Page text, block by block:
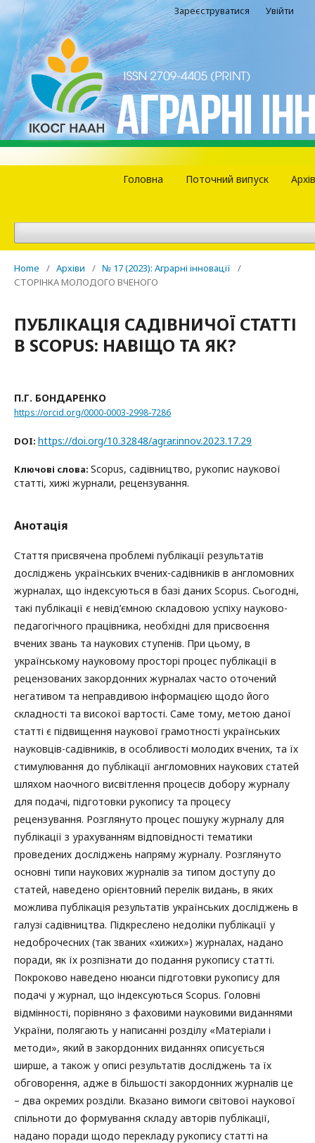
Головна Поточний випуск
Зареєструватися Увійти
Home / Архіви / № 17 (2023): Аграрні інновації
/
СТОРІНКА МОЛОДОГО ВЧЕНОГО
ПУБЛІКАЦІЯ САДІВНИЧОЇ СТАТТІ
В SCOPUS: НАВІЩО ТА ЯК?
П.Г. БОНДАРЕНКО
https://orcid.org/0000-0003-2998-7286
DOI: https://doi.org/10.32848/agrar.innov.2023.17.29
Ключові слова: Scopus, садівництво, рукопис наукової
статті, хижі журнали, рецензування.
Анотація
Стаття присвячена проблемі публікації результатів
досліджень українських вчених-садівників в англомовних
журналах, що індексуються в базі даних Scopus. Сьогодні,
такі публікації є невід’ємною складовою успіху науково-
педагогічного працівника, необхідні для присвоєння
вчених звань та наукових ступенів. При цьому, в
українському науковому просторі процес публікації в
рецензованих закордонних журналах часто оточений
негативом та неправдивою інформацією щодо його
складності та високої вартості. Саме тому, метою даної
статті є підвищення наукової грамотності українських
науковців-садівників, в особливості молодих вчених, та їх
стимулювання до публікації англомовних наукових статей
шляхом наочного висвітлення процесів добору журналу
для подачі, підготовки рукопису та процесу
рецензування. Розглянуто процес пошуку журналу для
публікації з урахуванням відповідності тематики
проведених досліджень напряму журналу. Розглянуто
основні типи наукових журналів за типом доступу до
статей, наведено орієнтовний перелік видань, в яких
можлива публікація результатів українських досліджень в
галузі садівництва. Підкреслено недоліки публікації у
недоброчесних (так званих «хижих») журналах, надано
поради, як їх розпізнати до подання рукопису статті.
Покроково наведено нюанси підготовки рукопису для
подачі у журнал, що індексуються Scopus. Головні
відмінності, порівняно з фаховими науковими виданнями
України, полягають у написанні розділу «Матеріали і
методи», який в закордонних виданнях описується
ширше, а також у описі результатів досліджень та їх
обговорення, адже в більшості закордонних журналів це
– два окремих розділи. Вказано вимоги світової наукової
спільноти до формування складу авторів публікації,
надано поради щодо перекладу рукопису статті на